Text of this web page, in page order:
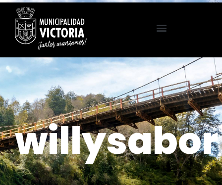
willysabor